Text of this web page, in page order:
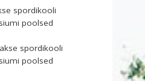
spordikooli
poolsed
spordikooli
poolsed